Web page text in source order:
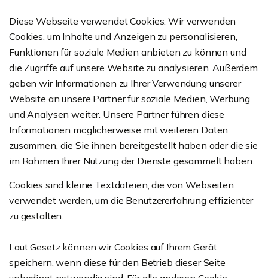
Diese Webseite verwendet Cookies. Wir verwenden
Cookies, um Inhalte und Anzeigen zu personalisieren,
Funktionen für soziale Medien anbieten zu können und
die Zugriffe auf unsere Website zu analysieren. Außerdem
geben wir Informationen zu Ihrer Verwendung unserer
Website an unsere Partner für soziale Medien, Werbung
und Analysen weiter. Unsere Partner führen diese
Informationen möglicherweise mit weiteren Daten
zusammen, die Sie ihnen bereitgestellt haben oder die sie
im Rahmen Ihrer Nutzung der Dienste gesammelt haben.
Cookies sind kleine Textdateien, die von Webseiten
verwendet werden, um die Benutzererfahrung effizienter
zu gestalten.
Laut Gesetz können wir Cookies auf Ihrem Gerät
speichern, wenn diese für den Betrieb dieser Seite